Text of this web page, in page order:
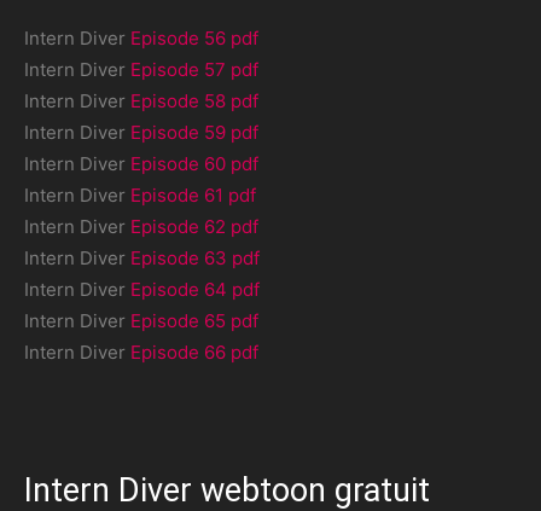
Intern Diver Episode 56 pdf
Intern Diver Episode 57 pdf
Intern Diver Episode 58 pdf
Intern Diver Episode 59 pdf
Intern Diver Episode 60 pdf
Intern Diver Episode 61 pdf
Intern Diver Episode 62 pdf
Intern Diver Episode 63 pdf
Intern Diver Episode 64 pdf
Intern Diver Episode 65 pdf
Intern Diver Episode 66 pdf
Intern Diver webtoon gratuit